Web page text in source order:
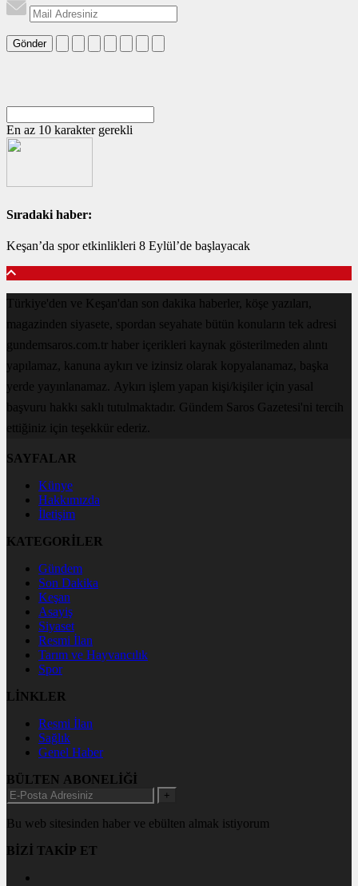
Gönder
En az 10 karakter gerekli
Sıradaki haber:
Keşan’da spor etkinlikleri 8 Eylül’de başlayacak
Türkiye'den ve Keşan'dan son dakika haberler, köşe yazıları,
magazinden siyasete, spordan seyahate bütün konuların tek adresi
gundemsaros.com.tr haber içerikleri kaynak gösterilmeden alıntı
yapılamaz, kanuna aykırı ve izinsiz olarak kopyalanamaz, başka
yerde yayınlanamaz. Aykırı işlem yapan kişi/kişiler için yasal
başvuru hakkı saklı tutulmaktadır. Gündem Saros Gazetesi'ni tercih
ettiğiniz için teşekkür ederiz.
SAYFALAR
Künye
Hakkımızda
İletişim
KATEGORİLER
Gündem
Son Dakika
Keşan
Asayiş
Siyaset
Resmi İlan
Tarım ve Hayvancılık
Spor
LİNKLER
Resmi İlan
Sağlık
Genel Haber
BÜLTEN ABONELİĞİ
+
Bu web sitesinden haber ve ebülten almak istiyorum
BİZİ TAKİP ET